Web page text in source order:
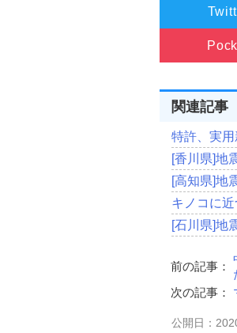
関連記事
特許、実
[香川県]地
[高知県]地
キノコに
[石川県]地
前の記事：
次の記事：
公開日：